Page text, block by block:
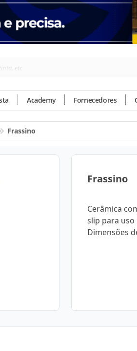
Academy Fornecedores
Frassino
Frassino
Cerâmica
slip para uso
Dimensões